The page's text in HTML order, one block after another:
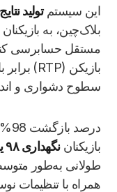
این سیستمتولید
بلاک‌چین، به
مستقل حسابرسی
سطوح دشواری و
بازیکناننگهداری ۹۸ یورو از هر ۱۰۰ یورو
طولانی به‌طور
همراه با تنظیمات